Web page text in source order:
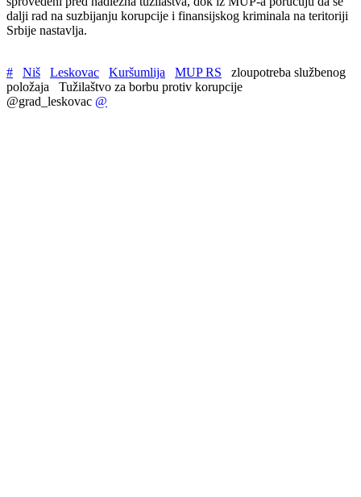
dalji rad na suzbijanju korupcije i finansijskog kriminala na teritoriji
Srbije nastavlja.
# Niš Leskovac Kuršumlija MUP RS
zloupotreba službenog
položaja
Tužilaštvo za borbu protiv korupcije
@grad_leskovac @